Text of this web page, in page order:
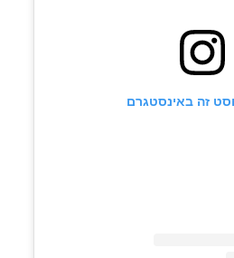
זה באינסטגרם